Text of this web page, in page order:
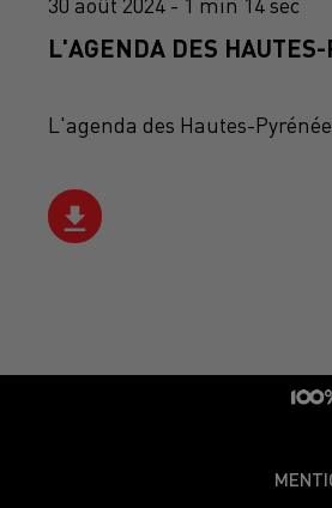
30 août 2024 - 1 min 14 sec
L'AGENDA DES
L'agenda des Hautes-